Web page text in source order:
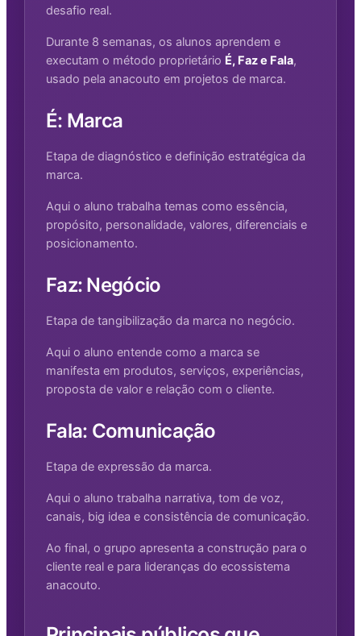
desafio real.
Durante 8 semanas, os alunos aprendem e
executam o método proprietário É, Faz e Fala,
usado pela anacouto em projetos de marca.
É: Marca
Etapa de diagnóstico e definição estratégica da
marca.
Aqui o aluno trabalha temas como essência,
propósito, personalidade, valores, diferenciais e
posicionamento.
Faz: Negócio
Etapa de tangibilização da marca no negócio.
Aqui o aluno entende como a marca se
manifesta em produtos, serviços, experiências,
proposta de valor e relação com o cliente.
Fala: Comunicação
Etapa de expressão da marca.
Aqui o aluno trabalha narrativa, tom de voz,
canais, big idea e consistência de comunicação.
Ao final, o grupo apresenta a construção para o
cliente real e para lideranças do ecossistema
anacouto.